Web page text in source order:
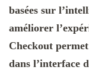
basées sur
améliorer
Checkout
dans l’interface